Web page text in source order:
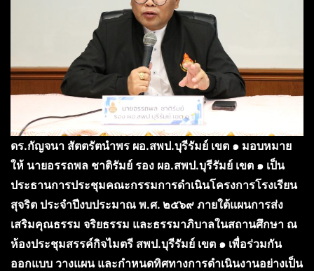
ดร.กัญจนา สัตตรัตนำพร ผอ.สพป.บุรีรัมย์ เขต ๑ มอบหมาย
ให้ นายอรรถพล ชาติรัมย์ รอง ผอ.สพป.บุรีรัมย์ เขต ๑ เป็น
ประธานการประชุมคณะกรรมการดำเนินโครงการโรงเรียน
สุจริต ประจำปีงบประมาณ พ.ศ. ๒๕๖๙ ภายใต้แผนการส่ง
เสริมคุณธรรม จริยธรรม และธรรมาภิบาลในสถานศึกษา ณ
ห้องประชุมสรรค์กิจไมตรี สพป.บุรีรัมย์ เขต ๑ เพื่อร่วมกัน
ออกแบบ วางแผน และกำหนดทิศทางการดำเนินงานอย่างเป็น